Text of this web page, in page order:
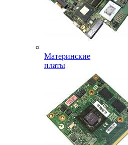
Материнские
платы